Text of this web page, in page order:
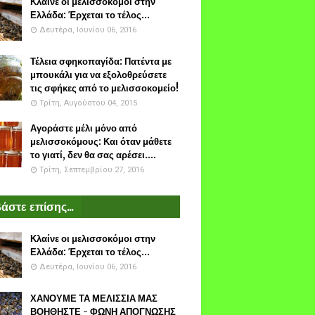
Ελλάδα: Έρχεται το τέλος...
Δευτέρα, Ιουνίου 06, 2016
Τέλεια σφηκοπαγίδα: Πατέντα με
μπουκάλι για να εξολοθρεύσετε
τις σφήκες από το μελισσοκομείο!
Τρίτη, Αυγούστου 04, 2015
Αγοράστε μέλι μόνο από
μελισσοκόμους: Και όταν μάθετε
το γιατί, δεν θα σας αρέσει....
Τρίτη, Σεπτεμβρίου 27, 2016
επίσης...
Κλαίνε οι μελισσοκόμοι στην
Ελλάδα: Έρχεται το τέλος...
Δευτέρα, Ιουνίου 06, 2016
ΧΑΝΟΥΜΕ ΤΑ ΜΕΛΙΣΣΙΑ ΜΑΣ
ΒΟΗΘΗΣΤΕ - ΦΩΝΗ ΑΠΟΓΝΩΣΗΣ